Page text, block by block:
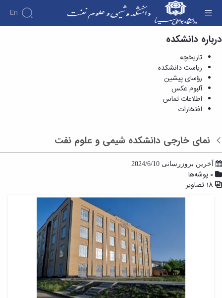
En
نمای خارجی دانشکده شیمی و علوم نفت - آلبوم
عکس - دانشکده شیمی و علوم نفت
درباره دانشکده
تاریخچه
ریاست دانشکده
رؤسای پیشین
آلبوم عکس
اطلاعات تماس
افتخارات
بازگشت
نمای خارجی دانشکده شیمی و علوم نفت
آخرین بروزرسانی 2024/6/10
0 پوشه‌ها
18 تصاویر